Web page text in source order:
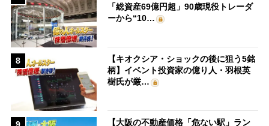
「総資産69億円超」90歳現役トレーダ
ーから“10…
8
【キオクシア・ショックの後に狙う5銘
柄】イベント投資家の億り人・羽根英
樹氏が厳…
9
【大阪の不動産価格「危ない駅」ラン